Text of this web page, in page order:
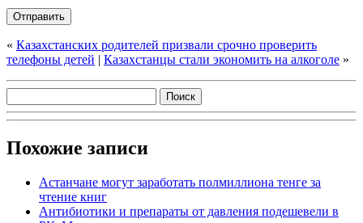
« Казахстанских родителей призвали срочно проверить
телефоны детей | Казахстанцы стали экономить на алкоголе »
Похожие записи
Астанчане могут заработать полмиллиона тенге за
чтение книг
Антибиотики и препараты от давления подешевели в